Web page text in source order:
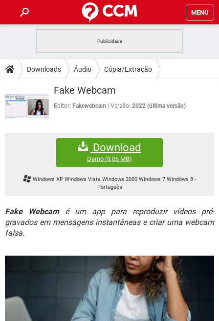
MENU
CELULAR FACEBOOK
INSTAGRAM GMAIL
DICAS
JOGOS
CELULAR
OUTLOOK
JOGOS WHATSAPP
EXCEL
GMAIL
FÓRUM
FACEBOOK
EXCEL
INSTAGRAM GMAIL
WHATSAPP
EXCEL
GUIA DE COMPRAS
Downloads Áudio Cópia/Extração
Fake Webcam
Editor: Fakewebcam Versão: 2022 (última versão)
Download
Demo (8,06 MB)
Windows XP Windows Vista Windows 2000 Windows 7 Windows 8-
Português
Fake Webcamé um app para reproduzir vídeos pré-
gravados em mensagens instantâneas e criar uma webcam
falsa.